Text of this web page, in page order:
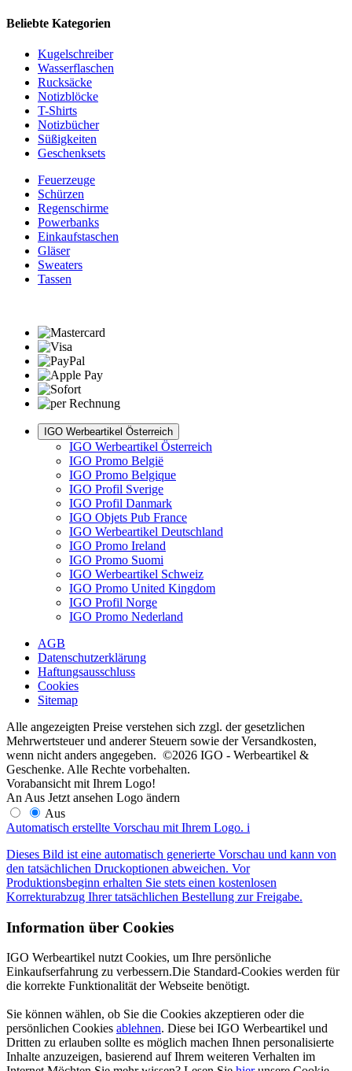
Beliebte Kategorien
Kugelschreiber
Wasserflaschen
Rucksäcke
Notizblöcke
T-Shirts
Notizbücher
Süßigkeiten
Geschenksets
Feuerzeuge
Schürzen
Regenschirme
Powerbanks
Einkaufstaschen
Gläser
Sweaters
Tassen
IGO Werbeartikel Österreich
IGO Werbeartikel Österreich
IGO Promo België
IGO Promo Belgique
IGO Profil Sverige
IGO Profil Danmark
IGO Objets Pub France
IGO Werbeartikel Deutschland
IGO Promo Ireland
IGO Promo Suomi
IGO Werbeartikel Schweiz
IGO Promo United Kingdom
IGO Profil Norge
IGO Promo Nederland
AGB
Datenschutzerklärung
Haftungsausschluss
Cookies
Sitemap
Alle angezeigten Preise verstehen sich zzgl. der gesetzlichen
Mehrwertsteuer und anderer Steuern sowie der Versandkosten,
wenn nicht anders angegeben. ©2026 IGO - Werbeartikel &
Geschenke. Alle Rechte vorbehalten.
Vorabansicht mit Ihrem Logo!
An Aus Jetzt ansehen Logo ändern
Aus
Automatisch erstellte Vorschau mit Ihrem Logo. i
Dieses Bild ist eine automatisch generierte Vorschau und kann von
den tatsächlichen Druckoptionen abweichen. Vor
Produktionsbeginn erhalten Sie stets einen kostenlosen
Korrekturabzug Ihrer tatsächlichen Bestellung zur Freigabe.
Information über Cookies
IGO Werbeartikel nutzt Cookies, um Ihre persönliche
Einkaufserfahrung zu verbessern.Die Standard-Cookies werden für
die korrekte Funktionalität der Webseite benötigt.
Sie können wählen, ob Sie die Cookies akzeptieren oder die
persönlichen Cookies ablehnen. Diese bei IGO Werbeartikel und
Dritten zu erlauben sollte es möglich machen Ihnen personalisierte
Inhalte anzuzeigen, basierend auf Ihrem weiteren Verhalten im